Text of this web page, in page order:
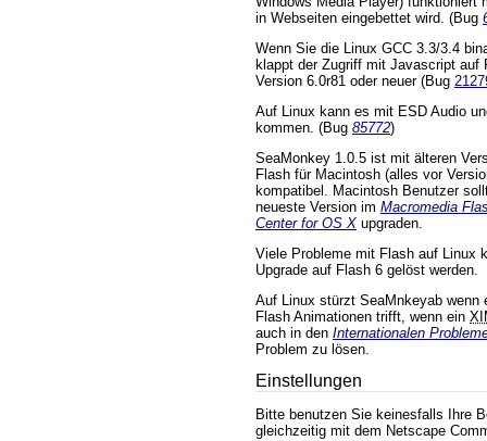
in Webseiten eingebettet wird. (Bug
Wenn Sie die Linux GCC 3.3/3.4
klappt der Zugriff mit Javascript auf
Version 6.0r81 oder neuer (Bug
Auf Linux kann es mit ESD Audio
kommen. (Bug 85772)
SeaMonkey 1.0.5 ist mit älteren
Flash für Macintosh (alles vor
kompatibel. Macintosh Benutzer
neueste Version im Macromedia
Center for OS X upgraden.
Viele Probleme mit Flash auf Linux
Upgrade auf Flash 6 gelöst werden.
Auf Linux stürzt SeaMnkeyab wenn
Flash Animationen trifft, wenn ein
auch in den Internationalen
Problem zu lösen.
Einstellungen
Bitte benutzen Sie keinesfalls Ihre
gleichzeitig mit dem Netscape